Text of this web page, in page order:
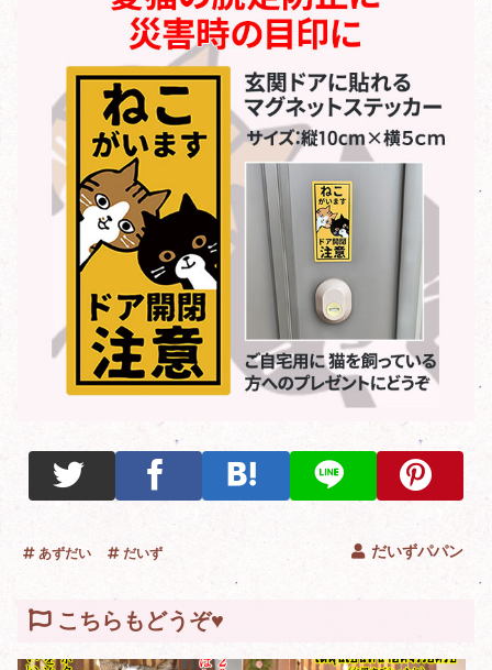
だいずパパン
あずだい だいず
こちらもどうぞ♥